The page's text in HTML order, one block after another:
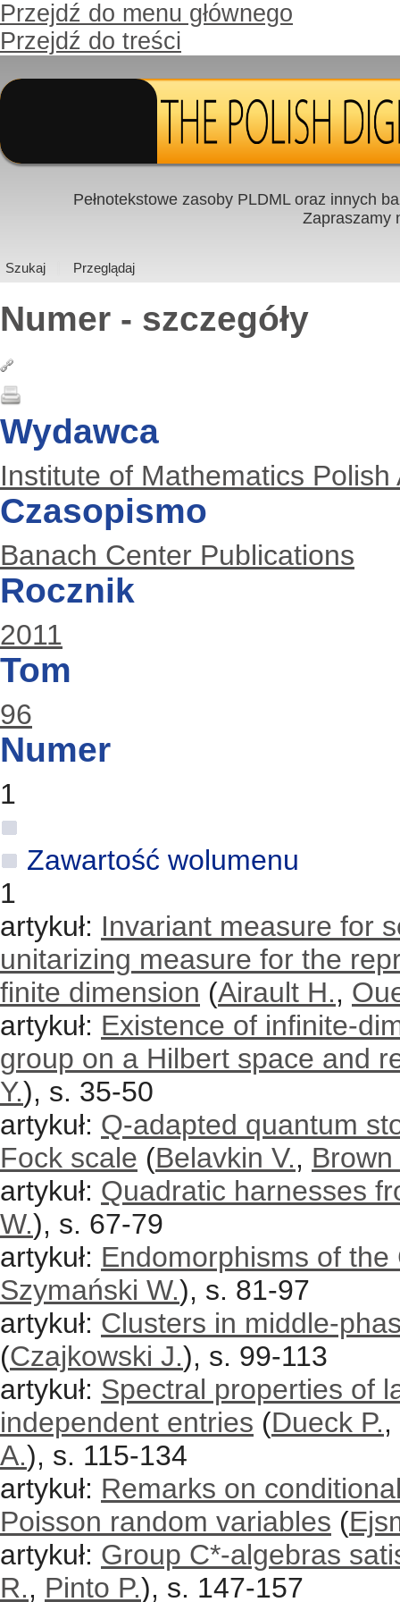
Przejdź do menu głównego
Przejdź do treści
Pełnotekstowe zasoby PLDML oraz innych
Zapraszamy
Szukaj Przeglądaj
Numer - szczegóły
Wydawca
Institute of Mathematics
Czasopismo
Banach Center Publications
Rocznik
2011
Tom
96
Numer
1
Zawartość wolumenu
1
artykuł: Invariant measure for
unitarizing measure for the
finite dimension (Airault H.,
artykuł: Existence of infinite-
group on a Hilbert space and
Y.), s. 35-50
artykuł: Q-adapted quantum
Fock scale (Belavkin V.,
artykuł: Quadratic harnesses
W.), s. 67-79
artykuł: Endomorphisms of
Szymański W.), s. 81-97
artykuł: Clusters in middle-
(Czajkowski J.), s. 99-113
artykuł: Spectral properties of
independent entries (Dueck P.,
A.), s. 115-134
artykuł: Remarks on
Poisson random variables (
artykuł: Group C*-algebras
R., Pinto P.), s. 147-157